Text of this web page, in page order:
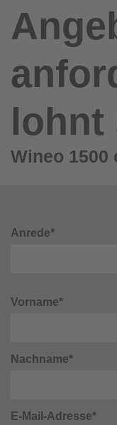
lohnt
Wineo 1500
Anrede*
Vorname*
Nachname*
E-Mail-Adresse*